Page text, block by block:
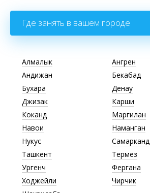
Где занять в вашем городе
Алмалык
Ангрен
Андижан
Бекабад
Бухара
Денау
Джизак
Карши
Коканд
Маргилан
Навои
Наманган
Нукус
Самарканд
Ташкент
Термез
Ургенч
Фергана
Ходжейли
Чирчик